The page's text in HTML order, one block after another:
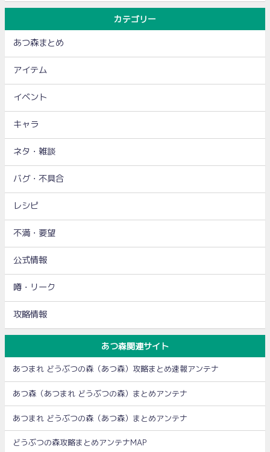
カテゴリー
あつ森まとめ
アイテム
イベント
キャラ
ネタ・雑談
バグ・不具合
レシピ
不満・要望
公式情報
噂・リーク
攻略情報
あつ森関連サイト
あつまれ どうぶつの森（あつ森）攻略まとめ速報アンテナ
あつ森（あつまれ どうぶつの森）まとめアンテナ
あつまれ どうぶつの森（あつ森）まとめアンテナ
どうぶつの森攻略まとめアンテナMAP